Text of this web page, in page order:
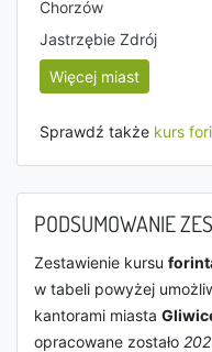
Chorzów
Jastrzębie Zdrój
Więcej miast
Sprawdź także kurs
PODSUMOWANIE
Zestawienie kursu
w tabeli powyżej
kantorami miasta
opracowane zostało